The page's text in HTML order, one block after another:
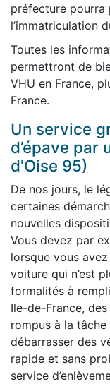
préfecture pourra
l’immatriculation
Toutes les
permettront de
VHU en France,
France.
Un service
d’épave par
d'Oise 95)
De nos jours, le
certaines
nouvelles
Vous devez par
lorsque vous
voiture qui n’est
formalités à
Ile-de-France,
rompus à la
débarrasser des
rapide et sans
service